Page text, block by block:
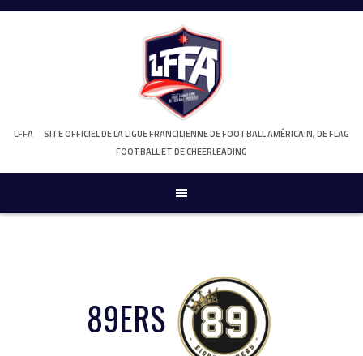
Skip
LFFA
SITE OFFICIEL DE LA LIGUE FRANCILIENNE DE FOOTBALL AMÉRICAIN, DE FLAG
FOOTBALL ET DE CHEERLEADING
89ERS